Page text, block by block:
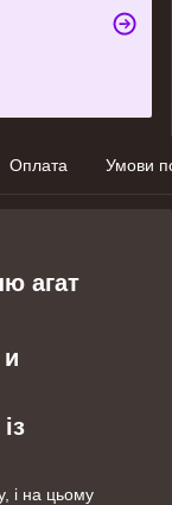
Оплата Умови
агат
і на цьому